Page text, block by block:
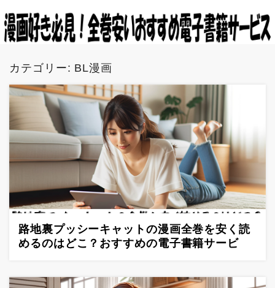
カテゴリー: BL漫画
路地裏プッシーキャットの漫画全巻を安く読
めるのはどこ？おすすめの電子書籍サービ